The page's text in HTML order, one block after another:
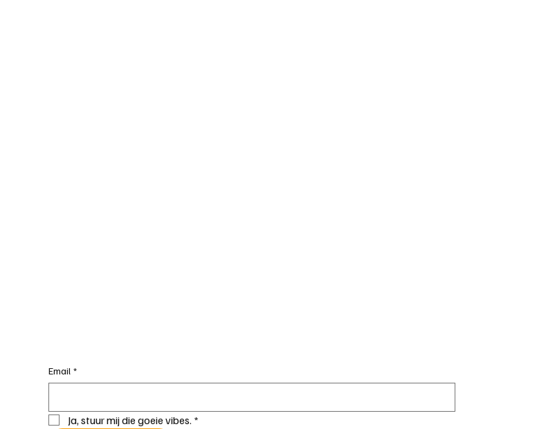
Email *
Ja, stuur mij die goeie vibes. *